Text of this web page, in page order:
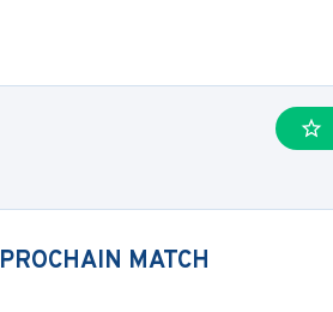
PROCHAIN MATCH